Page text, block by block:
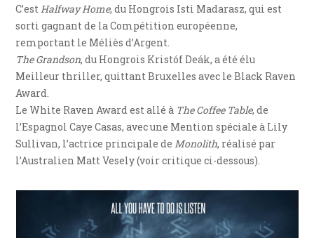
C’estHalfway Home, du Hongrois Isti Madarasz, qui est
sorti gagnant de la Compétition européenne,
remportant le Méliès d’Argent.
The Grandson, du Hongrois Kristóf Deák, a été élu
Meilleur thriller, quittant Bruxelles avec le Black Raven
Award.
Le White Raven Award est allé à The Coffee Table, de
l’Espagnol Caye Casas, avec une Mention spéciale à Lily
Sullivan, l’actrice principale deMonolith, réalisé par
l’Australien Matt Vesely (voir critique ci-dessous).